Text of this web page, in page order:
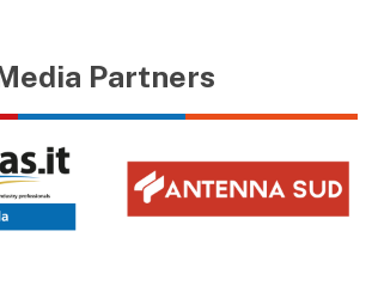
Partners